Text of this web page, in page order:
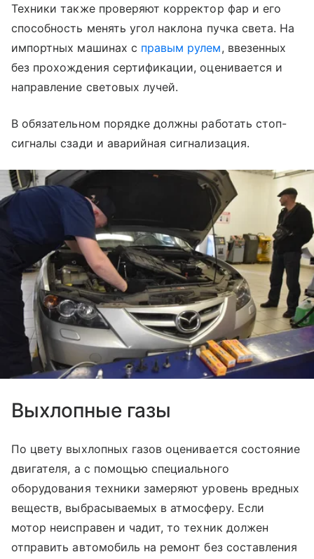
Техники также проверяют корректор фар и его
способность менять угол наклона пучка света. На
импортных машинах с правым рулем, ввезенных
без прохождения сертификации, оценивается и
направление световых лучей.
В обязательном порядке должны работать стоп-
сигналы сзади и аварийная сигнализация.
Выхлопные газы
По цвету выхлопных газов оценивается состояние
двигателя, а с помощью специального
оборудования техники замеряют уровень вредных
веществ, выбрасываемых в атмосферу. Если
мотор неисправен и чадит, то техник должен
отправить автомобиль на ремонт без составления